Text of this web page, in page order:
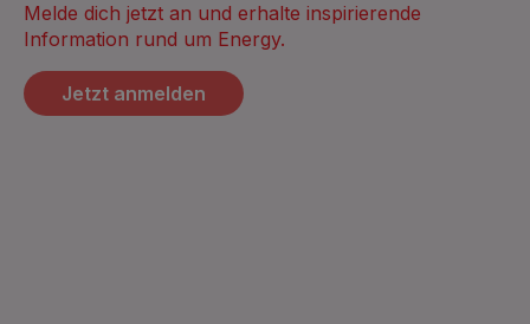
Melde dich jetzt an und erhalte inspirierende
Information rund um Energy.
Jetzt anmelden